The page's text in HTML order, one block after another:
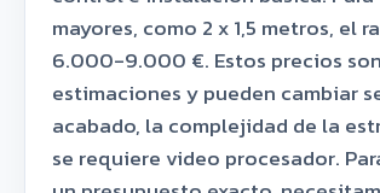
mayores, como 2 x 1,5 metros, el
6.000-9.000 €. Estos precios son
estimaciones y pueden cambiar
acabado, la complejidad de la
se requiere video procesador.